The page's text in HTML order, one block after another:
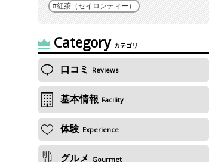
紅茶（セイロンティー）
Category カテゴリ
口コミ Reviews
基本情報 Facility
体験 Experience
グルメ Gourmet